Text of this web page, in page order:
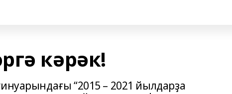
кәрәк!
“2015 – 2021 йылдарҙа